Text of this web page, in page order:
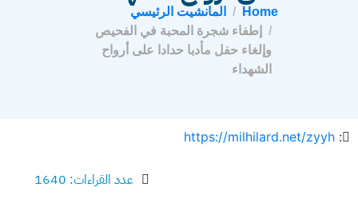
Home
المانشيت الرئيسي
إطفاء شجرة المحبة في الفحيص
وإلغاء حفل مأدبا حدادا على أرواح
الشهداء
:
https://milhilard.net/zyyh
عدد القراءات: 1640